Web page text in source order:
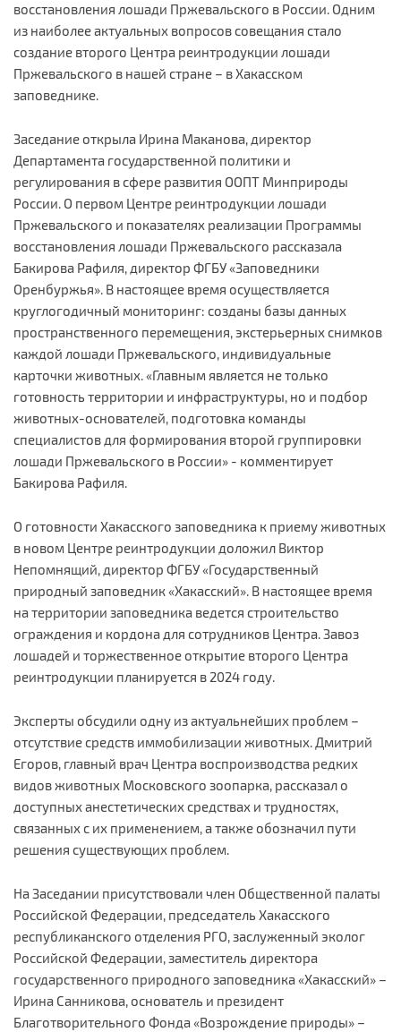
восстановления лошади Пржевальского в России. Одним
из наиболее актуальных вопросов совещания стало
создание второго Центра реинтродукции лошади
Пржевальского в нашей стране – в Хакасском
заповеднике.
Заседание открыла Ирина Маканова, директор
Департамента государственной политики и
регулирования в сфере развития ООПТ Минприроды
России. О первом Центре реинтродукции лошади
Пржевальского и показателях реализации Программы
восстановления лошади Пржевальского рассказала
Бакирова Рафиля, директор ФГБУ «Заповедники
Оренбуржья». В настоящее время осуществляется
круглогодичный мониторинг: созданы базы данных
пространственного перемещения, экстерьерных снимков
каждой лошади Пржевальского, индивидуальные
карточки животных. «Главным является не только
готовность территории и инфраструктуры, но и подбор
животных-основателей, подготовка команды
специалистов для формирования второй группировки
лошади Пржевальского в России» - комментирует
Бакирова Рафиля.
О готовности Хакасского заповедника к приему животных
в новом Центре реинтродукции доложил Виктор
Непомнящий, директор ФГБУ «Государственный
природный заповедник «Хакасский». В настоящее время
на территории заповедника ведется строительство
ограждения и кордона для сотрудников Центра. Завоз
лошадей и торжественное открытие второго Центра
реинтродукции планируется в 2024 году.
Эксперты обсудили одну из актуальнейших проблем –
отсутствие средств иммобилизации животных. Дмитрий
Егоров, главный врач Центра воспроизводства редких
видов животных Московского зоопарка, рассказал о
доступных анестетических средствах и трудностях,
связанных с их применением, а также обозначил пути
решения существующих проблем.
На Заседании присутствовали член Общественной палаты
Российской Федерации, председатель Хакасского
республиканского отделения РГО, заслуженный эколог
Российской Федерации, заместитель директора
государственного природного заповедника «Хакасский» –
Ирина Санникова, основатель и президент
Благотворительного Фонда «Возрождение природы» –